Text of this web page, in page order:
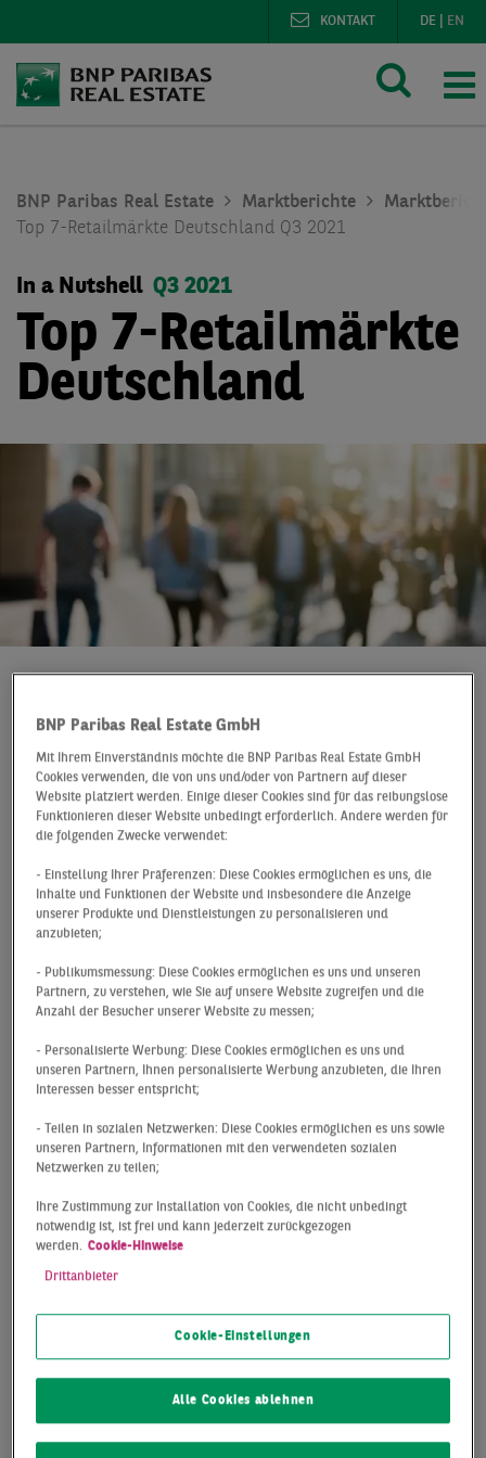
DE EN
KONTAKT
BNP Paribas Real Estate Marktberichte
Top 7-Retailmärkte Deutschland Q3 2021
In a Nutshell Q3 2021
Top 7-Retailmärkte
Deutschland
Gestiegenes Angebot
und gesunkene
Spitzenmieten wirken
sich auf die
Vermietungsdynamik in
den A-Städten aus
Der Retailmarkt gehörte in den letzten Jahren
Corona-Krise nicht gerade zu den Märkten, die
sich über positive Schlagzeilen freuen durften.
Zahlreiche, teils großflächige, Leerstände und
sinkende Spitzenmieten selbst in den Top-
Einzelhandelsdestinationen skizzieren hierbei
die schwierigen Rahmenbedingungen in der Zeit
nach den Lockdowns. Bedenkt man jedoch, dass
im Zusammenspiel mit einer geringeren
Mietpreisbelastung auch die Zielgruppen auf
der Nachfrageseite vergrößert haben und die A-
Städte weiterhin ausgezeichnete
BNP Paribas Real Estate GmbH
Mit Ihrem Einverständnis möchte die BNP Paribas Real Estate GmbH
Cookies verwenden, die von uns und/oder von Partnern auf dieser
Website platziert werden. Einige dieser Cookies sind für das reibungslose
Funktionieren dieser Website unbedingt erforderlich. Andere werden für
die folgenden Zwecke verwendet:
- Einstellung Ihrer Präferenzen: Diese Cookies ermöglichen es uns, die
Inhalte und Funktionen der Website und insbesondere die Anzeige
unserer Produkte und Dienstleistungen zu personalisieren und
anzubieten;
- Publikumsmessung: Diese Cookies ermöglichen es uns und unseren
Partnern, zu verstehen, wie Sie auf unsere Website zugreifen und die
Anzahl der Besucher unserer Website zu messen;
- Personalisierte Werbung: Diese Cookies ermöglichen es uns und
unseren Partnern, Ihnen personalisierte Werbung anzubieten, die Ihren
Interessen besser entspricht;
- Teilen in sozialen Netzwerken: Diese Cookies ermöglichen es uns sowie
unseren Partnern, Informationen mit den verwendeten sozialen
Netzwerken zu teilen;
Ihre Zustimmung zur Installation von Cookies, die nicht unbedingt
notwendig ist, ist frei und kann jederzeit zurückgezogen
werden. Cookie-Hinweise
Drittanbieter
Cookie-Einstellungen
Alle Cookies ablehnen